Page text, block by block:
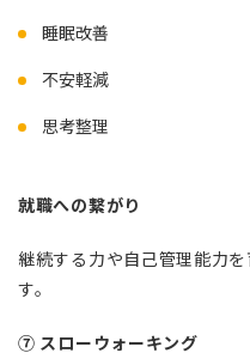
睡眠改善
不安軽減
思考整理
就職への繋がり
継続する力や自己管理能力
す。
⑦ スローウォーキング